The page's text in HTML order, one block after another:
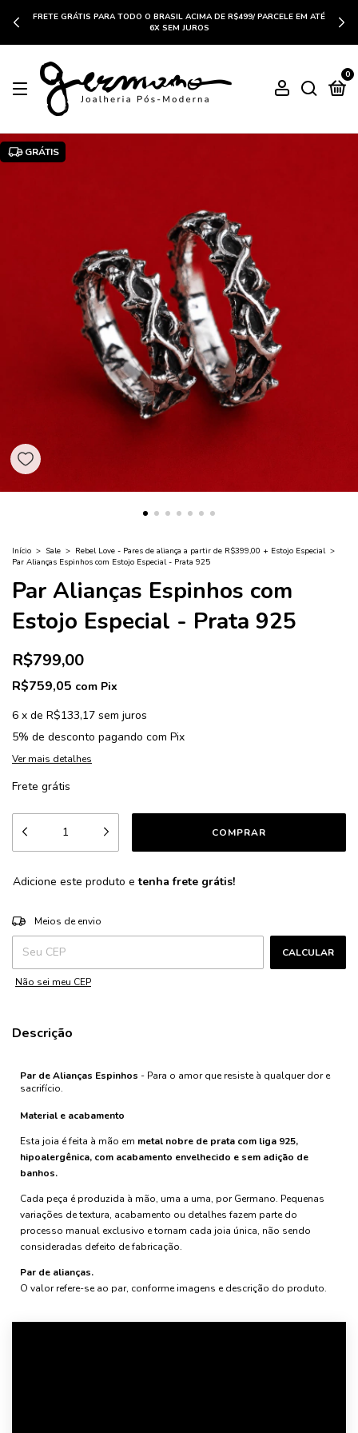
FRETE GRÁTIS PARA TODO O BRASIL ACIMA DE R$499/ PARCELE EM ATÉ
6X SEM JUROS
0
GRÁTIS
Início > Sale > Rebel Love - Pares de aliança a partir de R$399,00 + Estojo Especial >
Par Alianças Espinhos com Estojo Especial - Prata 925
Par Alianças Espinhos com
Estojo Especial - Prata 925
R$799,00
R$759,05 com Pix
6 x de R$133,17 sem juros
5% de desconto pagando com Pix
Ver mais detalhes
Frete grátis
Adicione este produto etenha frete grátis!
Entregas para o CEP:
Meios de envio
CALCULAR
Não sei meu CEP
Descrição
Par de Alianças Espinhos - Para o amor que resiste à qualquer dor e
sacrifício.
Material e acabamento
Esta joia é feita à mão em metal nobre de prata com liga 925,
hipoalergênica, com acabamento envelhecido e sem adição de
banhos.
Cada peça é produzida à mão, uma a uma, por Germano. Pequenas
variações de textura, acabamento ou detalhes fazem parte do
processo manual exclusivo e tornam cada joia única, não sendo
consideradas defeito de fabricação.
Par de alianças.
O valor refere-se ao par, conforme imagens e descrição do produto.